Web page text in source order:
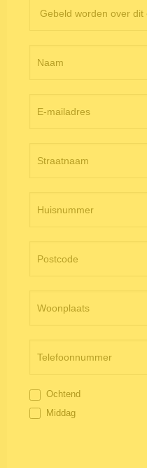
objectpagina
Ochtend
Middag